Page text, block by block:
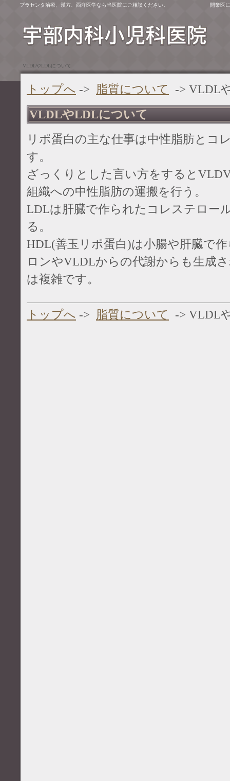
VLDLやLDLについて
開業医
プラセンタ治療、漢方、西洋医学なら当医院にご相談ください。
トップへ -> 脂質について
-> VLDL
VLDLやLDLについて
リポ蛋白の主な仕事は中性脂肪とコ
す。
ざっくりとした言い方をすると
組織への中性脂肪の運搬を行う。
LDLは肝臓で作られたコレステロー
る。
HDL(善玉リポ蛋白)は小腸や肝臓で
ロンやVLDLからの代謝からも生成
は複雑です。
トップへ -> 脂質について -> VLDL